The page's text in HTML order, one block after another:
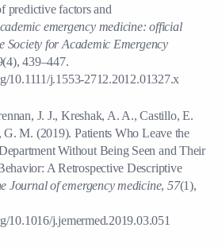
predictive factors and
emergency medicine: official
Society for Academic Emergency
439–447.
10.1111/j.1553-2712.2012.01327.x
J. J., Kreshak, A. A., Castillo, E.
M. (2019). Patients Who Leave the
Without Being Seen and Their
A Retrospective Descriptive
Journal of emergency medicine, 57(1),
10.1016/j.jemermed.2019.03.051